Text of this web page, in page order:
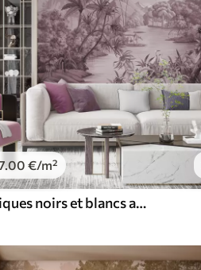
.00 €/m²
Murale Tropiques noirs et blancs aux couleurs violettes